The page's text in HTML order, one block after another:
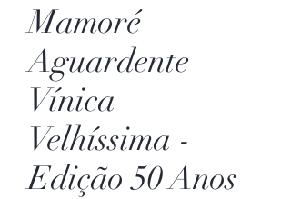
Mamoré
Aguardente
Vínica
Velhíssima -
Edição 50 Anos